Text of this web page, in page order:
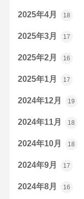
2025年4月 18
2025年3月 17
2025年2月 16
2025年1月 17
2024年12月 19
2024年11月 18
2024年10月 18
2024年9月 17
2024年8月 16